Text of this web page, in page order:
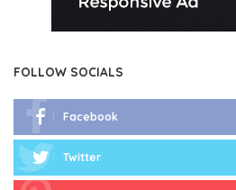
FOLLOW SOCIALS
Facebook
Twitter